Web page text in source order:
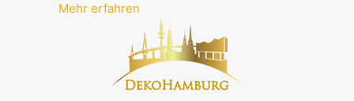
Mehr erfahren